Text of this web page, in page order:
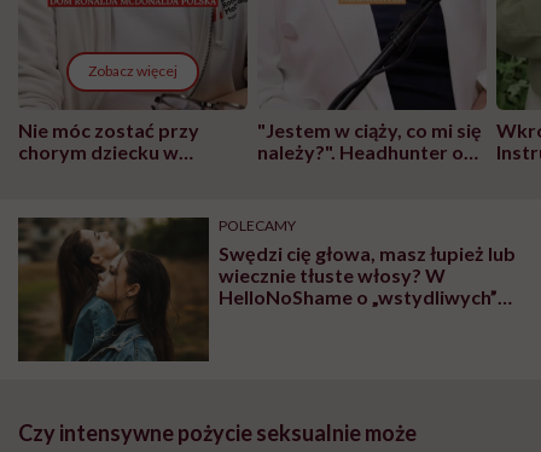
Zobacz więcej
Nie móc zostać przy
chorym dziecku w
może chyba tylko
głupota i brak
wyobraźni"
"Jestem w ciąży, co mi się
należy?". Headhunter o
pracy
POLECAMY
Swędzi cię głowa, masz łupież lub
wiecznie tłuste włosy? W
HelloNoShame o „wstydliwych”
Czy intensywne pożycie seksualnie może